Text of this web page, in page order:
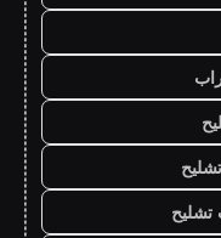
تشليح